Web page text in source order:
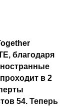
благодаря
в 2
54. Теперь